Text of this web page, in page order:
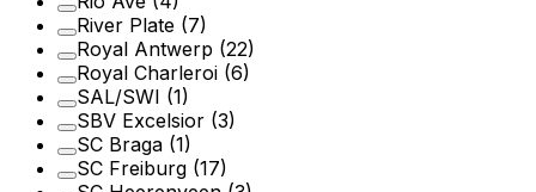
River Plate (7)
Royal Antwerp (22)
Royal Charleroi (6)
SAL/SWI (1)
SBV Excelsior (3)
SC Braga (1)
SC Freiburg (17)